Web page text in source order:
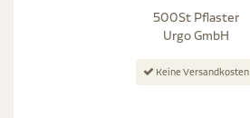
500St Pflaster
Urgo GmbH
Keine Versandkosten